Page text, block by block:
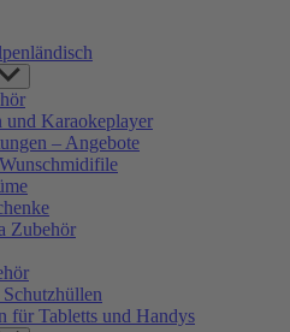
und Karaokeplayer
– Angebote
Zubehör
für Tabletts und Handys